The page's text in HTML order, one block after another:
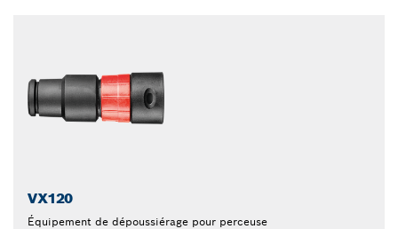
VX120
Équipement de dépoussiérage pour perceuse